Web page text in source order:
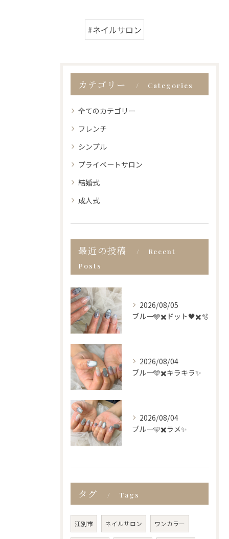
#ネイルサロン
カテゴリー Categories
全てのカテゴリー
フレンチ
シンプル
プライベートサロン
結婚式
成人式
最近の投稿
Recent
Posts
2026/08/05
ブルー🩵✖️ドット🖤✖️🫧
2026/08/04
ブルー🩵✖️キラキラ✨
2026/08/04
ブルー🩵✖️ラメ✨
タグ Tags
江別市 ネイルサロン ワンカラー